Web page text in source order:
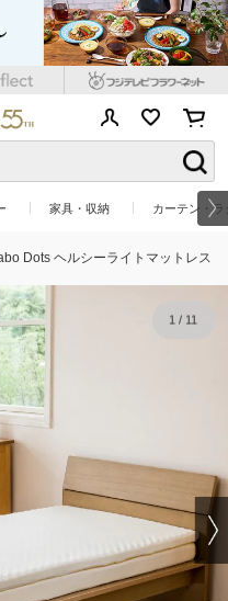
家具・収納 カーテン・
Dots ヘルシーライトマットレス
1 / 11